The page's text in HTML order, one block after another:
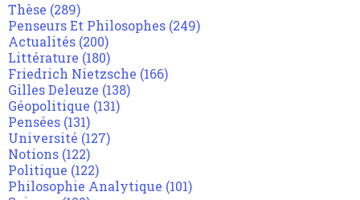
Thèse (289)
Penseurs Et Philosophes (249)
Actualités (200)
Littérature (180)
Friedrich Nietzsche (166)
Gilles Deleuze (138)
Géopolitique (131)
Pensées (131)
Université (127)
Notions (122)
Politique (122)
Philosophie Analytique (101)